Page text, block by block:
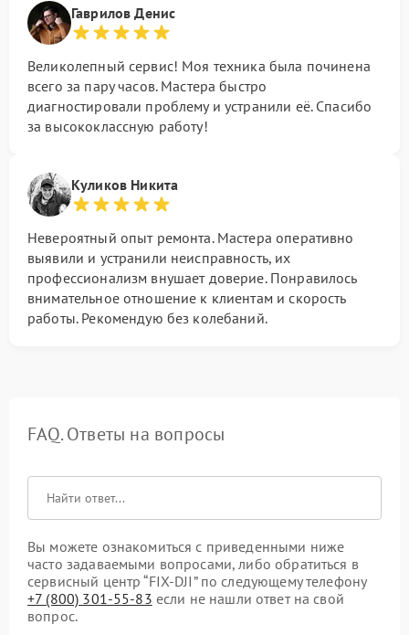
Гаврилов Денис
Великолепный сервис! Моя техника была починена
всего за пару часов. Мастера быстро
диагностировали проблему и устранили её. Спасибо
за высококлассную работу!
Куликов Никита
Невероятный опыт ремонта. Мастера оперативно
выявили и устранили неисправность, их
профессионализм внушает доверие. Понравилось
внимательное отношение к клиентам и скорость
работы. Рекомендую без колебаний.
FAQ. Ответы на вопросы
Вы можете ознакомиться с приведенными ниже
часто задаваемыми вопросами, либо обратиться в
сервисный центр “FIX-DJI” по следующему телефону
+7 (800) 301-55-83 если не нашли ответ на свой
вопрос.